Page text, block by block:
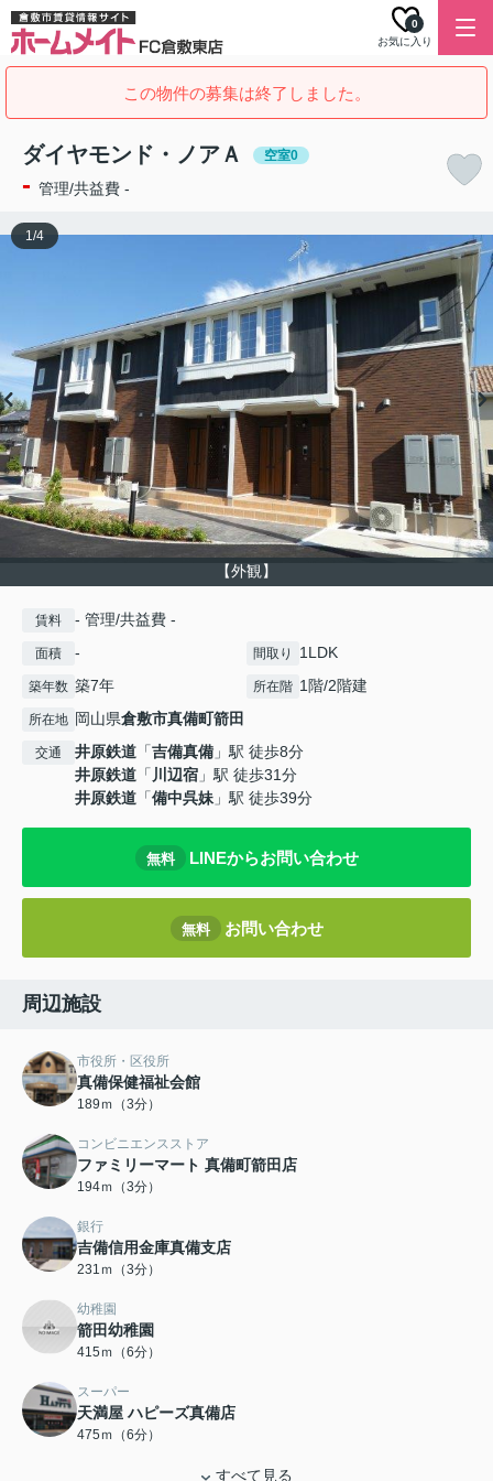
お気に入り
0
この物件の募集は終了しました。
ダイヤモンド・ノアＡ 空室0
- 管理/共益費 -
【外観】
1/4
賃料 - 管理/共益費 -
面積 - 間取り 1LDK
築年数 築7年 所在階 1階/2階建
所在地 岡山県倉敷市真備町箭田
交通 井原鉄道 「吉備真備 」駅 徒歩8分
井原鉄道 「 川辺宿 」駅 徒歩31分
井原鉄道 「備中呉妹」駅 徒歩39分
無料 LINEからお問い合わせ
無料 お問い合わせ
周辺施設
市役所・区役所
真備保健福祉会館
189ｍ（3分）
コンビニエンスストア
ファミリーマート 真備町箭田店
194ｍ（3分）
銀行
吉備信用金庫真備支店
231ｍ（3分）
幼稚園
箭田幼稚園
415ｍ（6分）
スーパー
天満屋 ハピーズ真備店
475ｍ（6分）
すべて見る